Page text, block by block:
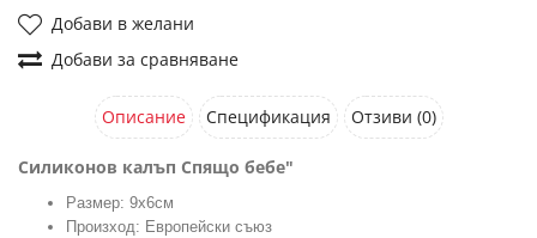
Добави в желани
Добави за сравняване
Описание Спецификация Отзиви (0)
Силиконов калъп Спящо бебе"
Размер: 9х6см
Произход: Европейски съюз